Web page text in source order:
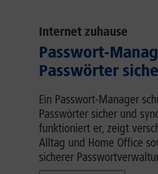
Internet zuhause
Passwort-
Passwörter
Ein Passwort-Manager
Passwörter sicher und
funktioniert er, zeigt
Alltag und Home Office
sicherer